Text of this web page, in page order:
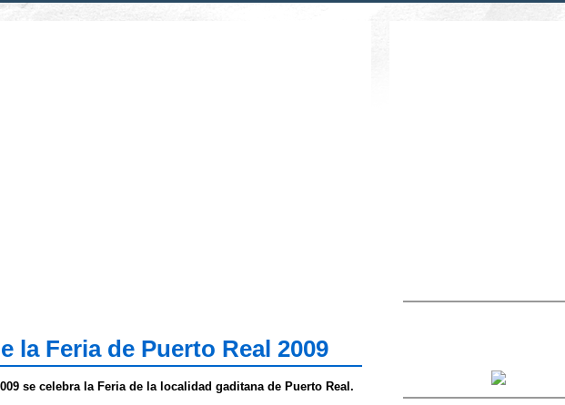
la Feria de Puerto Real 2009
se celebra la Feria de la localidad gaditana de Puerto Real.